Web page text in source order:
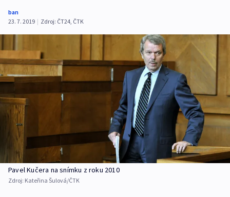
ban
23. 7. 2019 | Zdroj: ČT24, ČTK
Pavel Kučera na snímku z roku 2010
Zdroj: Kateřina Šulová/ČTK